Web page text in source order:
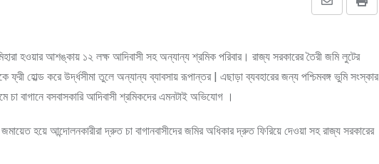
Print
Share
Email
হওয়ার আশঙ্কায় ১২ লক্ষ আদিবাসী সহ অন্যান্য শ্রমিক পরিবার। রাজ্য সরকারের তৈরী জমি লুটের
হোল্ড করে উর্দ্ধসীমা তুলে অন্যান্য ব্যাবসায় রূপান্তর | এছাড়া ব্যবহারের জন্য পশ্চিমবঙ্গ ভুমি সংস্কার
বাগানে বসবাসকারি আদিবাসী শ্রমিকদের এমনটাই অভিযোগ ।
হয়ে আন্দোলনকারীরা দ্রুত চা বাগানবাসীদের জমির অধিকার দ্রুত ফিরিয়ে দেওয়া সহ রাজ্য সরকারের